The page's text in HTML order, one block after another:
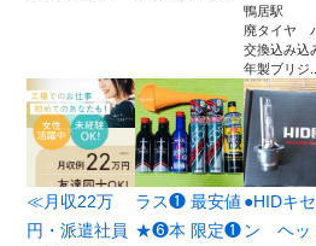
鴨居駅
廃タイヤ
交換込み
年製ブリジ...
≪月収22万
円・派遣社員
ラス❶ 最安値
★❻本 限定❶
●HIDキ
ン ヘッ